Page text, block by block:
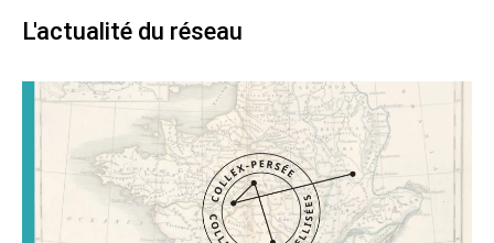
L'actualité du réseau